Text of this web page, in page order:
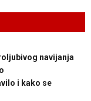
navijanja
i kako se